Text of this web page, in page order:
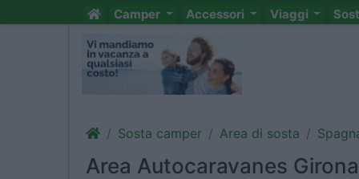
Camper Accessori Viaggi
Sosta camper Area di sosta
Area Autocaravanes Girona